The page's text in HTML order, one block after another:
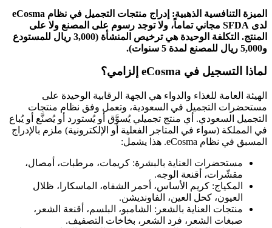
الميزة التنافسية الذهبية: إدراج منتجات التجميل في نظام eCosma
لدى SFDA مجاني تماماً، ولا توجد رسوم على المصنع ولا على
المنتج. التكلفة الوحيدة هي ترخيص المنشأة (3,000 ريال للمستودع
و5,000 ريال للمصنع لمدة 5 سنوات).
لماذا التسجيل في eCosma إلزامي؟
الهيئة العامة للغذاء والدواء هي الجهة الرقابية الوحيدة على
مستحضرات التجميل في السعودية، وتعمل وفق نظام منتجات
التجميل السعودي. أي منتج تجميلي يُسوَّق أو يُستورد أو يُصنَّع أو يُباع
في المملكة (سواء في المتاجر الفعلية أو الإلكترونية) ملزم بالإدراج
المسبق في نظام eCosma. هذا يشمل:
مستحضرات العناية بالبشرة: كريمات، مرطبات، أمصال،
مقشّرات، أقنعة الوجه.
المكياج: كريم الأساس، أحمر الشفاه، الماسكارا، ظلال
العيون، كحل العين، الفاونديشن.
منتجات العناية بالشعر: الشامبو، البلسم، أقنعة الشعر،
صبغات الشعر، فرد الشعر، بخاخات التصفيف.